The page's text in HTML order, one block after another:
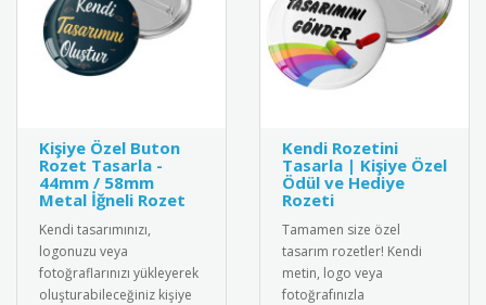
Kişiye Özel Buton
Rozet Tasarla -
44mm / 58mm
Metal İğneli Rozet
Kendi tasarımınızı,
logonuzu veya
fotoğraflarınızı yükleyerek
oluşturabileceğiniz kişiye
Kendi Rozetini
Tasarla | Kişiye Özel
Ödül ve Hediye
Rozeti
Tamamen size özel
tasarım rozetler! Kendi
metin, logo veya
fotoğrafınızla